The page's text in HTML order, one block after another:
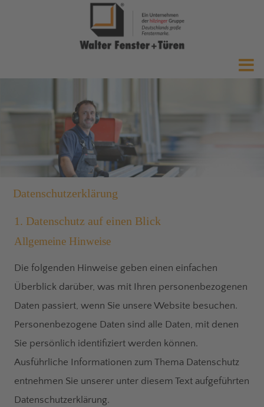
Datenschutzerklärung
1. Datenschutz auf einen Blick
Allgemeine Hinweise
Die folgenden Hinweise geben einen einfachen
Überblick darüber, was mit Ihren personenbezogenen
Daten passiert, wenn Sie unsere Website besuchen.
Personenbezogene Daten sind alle Daten, mit denen
Sie persönlich identifiziert werden können.
Ausführliche Informationen zum Thema Datenschutz
entnehmen Sie unserer unter diesem Text aufgeführten
Datenschutzerklärung.